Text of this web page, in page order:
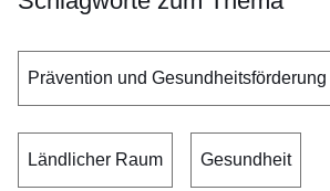
Prävention und Gesundheitsförderung
Ländlicher Raum Gesundheit